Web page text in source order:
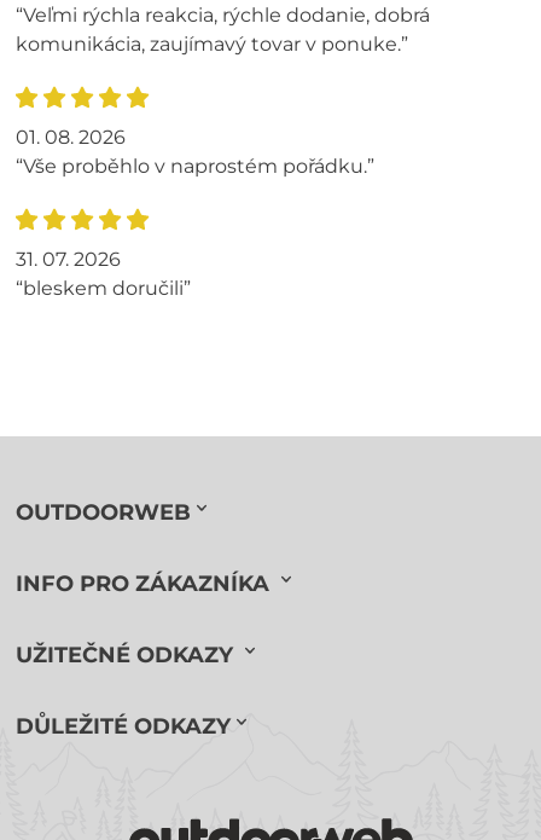
“Veľmi rýchla reakcia, rýchle dodanie, dobrá
komunikácia, zaujímavý tovar v ponuke.”
01. 08. 2026
“Vše proběhlo v naprostém pořádku.”
31. 07. 2026
“bleskem doručili”
OUTDOORWEB
INFO PRO ZÁKAZNÍKA
UŽITEČNÉ ODKAZY
DŮLEŽITÉ ODKAZY